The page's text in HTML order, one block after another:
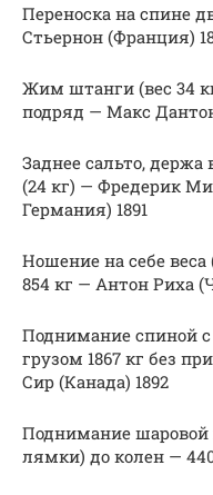
Переноска на спине
Стьернон (Франция)
Жим штанги (вес 34
подряд — Макс
Заднее сальто, держа
(24 кг) — Фредерик
Германия) 1891
Ношение на себе
854 кг — Антон Риха
Поднимание спиной
грузом 1867 кг без
Сир (Канада) 1892
Поднимание шаровой
лямки) до колен —